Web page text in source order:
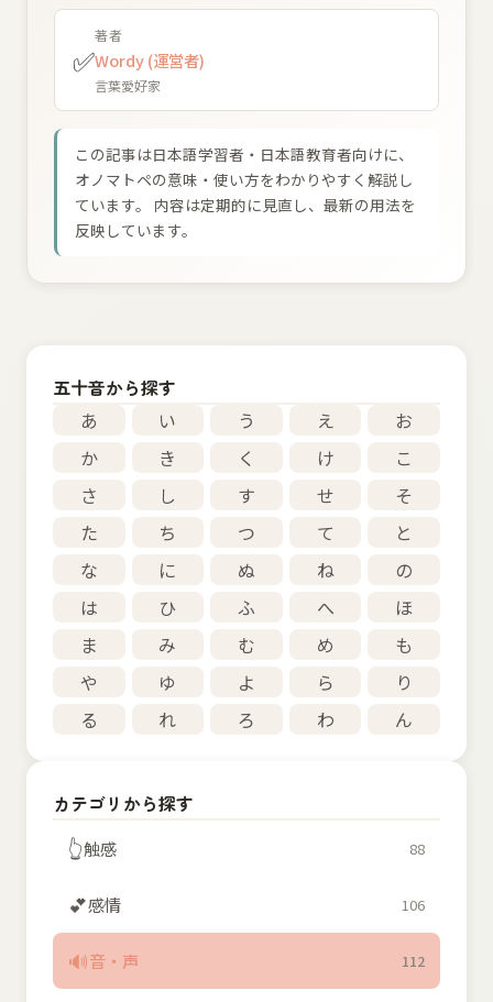
✅
著者
Wordy (運営者)
言葉愛好家
この記事は日本語学習者・日本語教育者向けに、
オノマトペの意味・使い方をわかりやすく解説し
ています。 内容は定期的に見直し、最新の用法を
反映しています。
五十音から探す
あ
い う え
お
か
き く け
こ
さ
し す せ
そ
た
ち つ て
と
な
に ぬ ね
の
は
ひ ふ へ
ほ
ま
み む め
も
や
ゆ よ ら
り
る
れ ろ わ ん
カテゴリから探す
👆触感 88
💕感情 106
🔊音・声 112